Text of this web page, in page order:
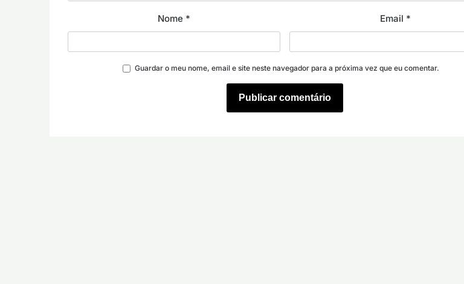
Nome * Email *
Guardar o meu nome, email e site neste navegador para a próxima vez que eu comentar.